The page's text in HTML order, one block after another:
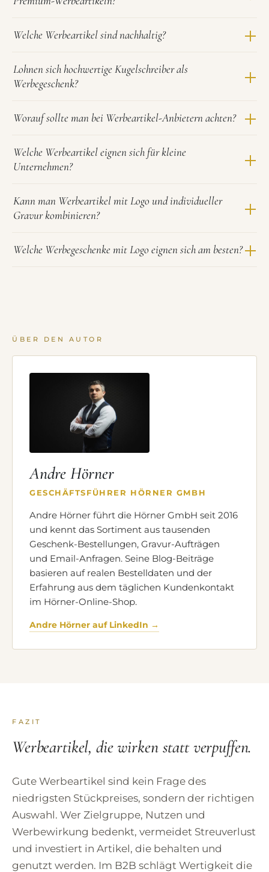
Welche Werbeartikel sind nachhaltig?
Lohnen sich hochwertige Kugelschreiber als
Werbegeschenk?
Worauf sollte man bei Werbeartikel-Anbietern achten?
Welche Werbeartikel eignen sich für kleine
Unternehmen?
Kann man Werbeartikel mit Logo und individueller
Gravur kombinieren?
Welche Werbegeschenke mit Logo eignen sich am besten?
ÜBER DEN AUTOR
Andre Hörner
GESCHÄFTSFÜHRER HÖRNER GMBH
Andre Hörner führt die Hörner GmbH seit 2016
und kennt das Sortiment aus tausenden
Geschenk-Bestellungen, Gravur-Aufträgen
und Email-Anfragen. Seine Blog-Beiträge
basieren auf realen Bestelldaten und der
Erfahrung aus dem täglichen Kundenkontakt
im Hörner-Online-Shop.
Andre Hörner auf LinkedIn →
FAZIT
Werbeartikel, die wirken statt verpuffen.
Gute Werbeartikel sind kein Frage des
niedrigsten Stückpreises, sondern der richtigen
Auswahl. Wer Zielgruppe, Nutzen und
Werbewirkung bedenkt, vermeidet Streuverlust
und investiert in Artikel, die behalten und
genutzt werden. Im B2B schlägt Wertigkeit die